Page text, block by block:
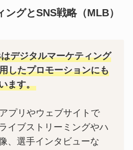
グとSNS戦略（MLB）
デジタルマーケティング
したプロモーションにも
ます。
プリやウェブサイトで
イブストリーミングやハ
、選手インタビューな